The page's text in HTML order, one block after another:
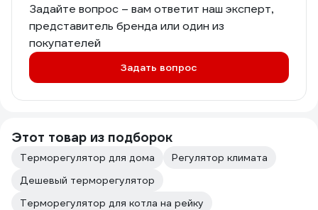
Задайте вопрос – вам ответит наш эксперт,
представитель бренда или один из
покупателей
Задать вопрос
Этот товар из подборок
Терморегулятор для дома
Регулятор климата
Дешевый терморегулятор
Терморегулятор для котла на рейку